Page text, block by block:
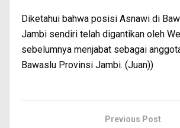
Diketahui bahwa posisi Asnawi di
Jambi sendiri telah digantikan oleh
sebelumnya menjabat sebagai
Bawaslu Provinsi Jambi. (Juan))
Previous Post